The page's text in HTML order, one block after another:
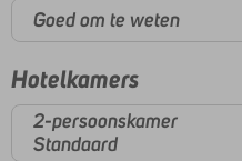
Goed om te weten
Hotelkamers
2-persoonskamer
Standaard